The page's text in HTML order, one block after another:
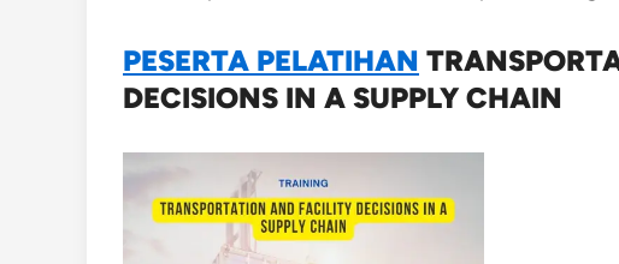
PESERTA PELATIHAN
DECISIONS IN A SUPPLY CHAIN